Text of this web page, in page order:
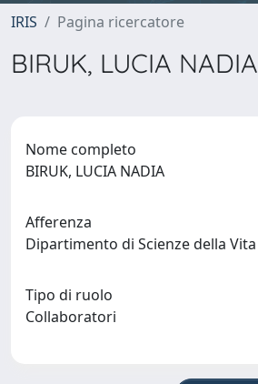
IRIS Pagina ricercatore
BIRUK, LUCIA NADIA
Nome completo
BIRUK, LUCIA NADIA
Afferenza
Dipartimento di Scienze della Vita
Tipo di ruolo
Collaboratori